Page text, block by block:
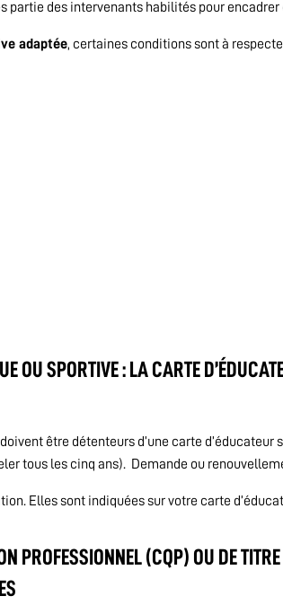
partie des intervenants habilités pour
adaptée, certaines conditions sont à
OU SPORTIVE : LA CARTE
être détenteurs d’une carte d’éducateur
tous les cinq ans). Demande ou
Elles sont indiquées sur votre carte
PROFESSIONNEL (CQP) OU DE